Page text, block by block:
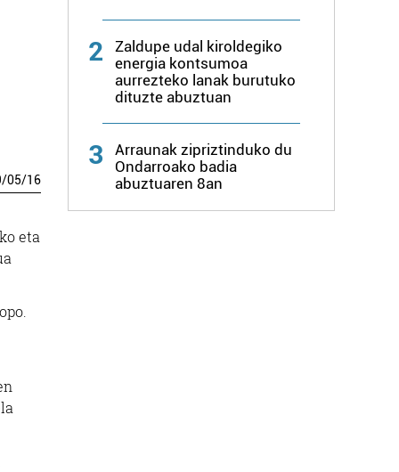
/05/16
eta
2
Zaldupe udal kiroldegiko
energia kontsumoa
aurrezteko lanak burutuko
dituzte abuztuan
3
Arraunak zipriztinduko du
Ondarroako badia
abuztuaren 8an